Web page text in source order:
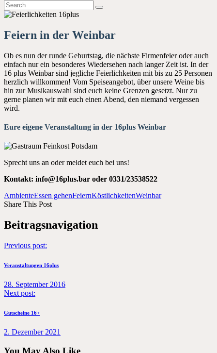
Feiern in der Weinbar
Ob es nun der runde Geburtstag, die nächste Firmenfeier oder auch
einfach nur ein besonderes Wiedersehen nach langer Zeit ist. In der
16 plus Weinbar sind jegliche Feierlichkeiten mit bis zu 25 Personen
herzlich willkommen! Vom Speiseangebot, über unsere Weine bis
hin zur Musikauswahl sind euch keine Grenzen gesetzt. Nur zu
gerne planen wir mit euch einen Abend, den niemand vergessen
wird.
Eure eigene Veranstaltung in der 16plus Weinbar
Sprecht uns an oder meldet euch bei uns!
Kontakt: info@16plus.bar oder 0331/23538522
AmbienteEssen gehenFeiernKöstlichkeitenWeinbar
Share This Post
Beitragsnavigation
Previous post:
Veranstaltungen 16plus
28. September 2016
Next post:
Gutscheine 16+
2. Dezember 2021
You May Also Like